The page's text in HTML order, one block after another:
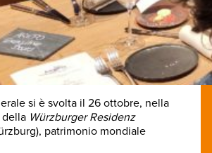
si è svolta il 26 ottobre, nella
Würzburger Residenz
patrimonio mondiale